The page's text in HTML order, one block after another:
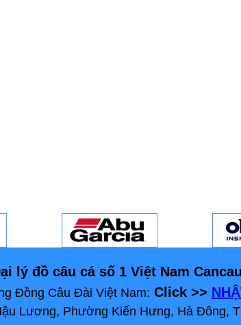
lý đồ câu cá số 1 Việt Nam
Đồng Câu Đài Việt Nam: Click >>
Lương, Phường Kiến Hưng, Hà Đông,